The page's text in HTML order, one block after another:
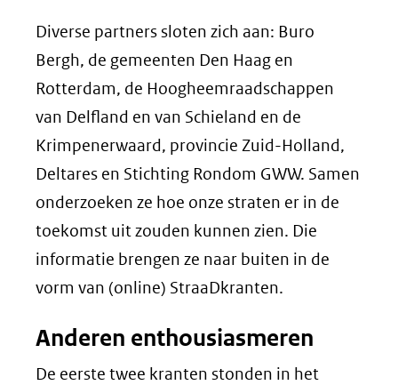
Diverse partners sloten zich aan: Buro
Bergh, de gemeenten Den Haag en
Rotterdam, de Hoogheemraadschappen
van Delfland en van Schieland en de
Krimpenerwaard, provincie Zuid-Holland,
Deltares en Stichting Rondom GWW. Samen
onderzoeken ze hoe onze straten er in de
toekomst uit zouden kunnen zien. Die
informatie brengen ze naar buiten in de
vorm van (online) StraaDkranten.
Anderen enthousiasmeren
De eerste twee kranten stonden in het